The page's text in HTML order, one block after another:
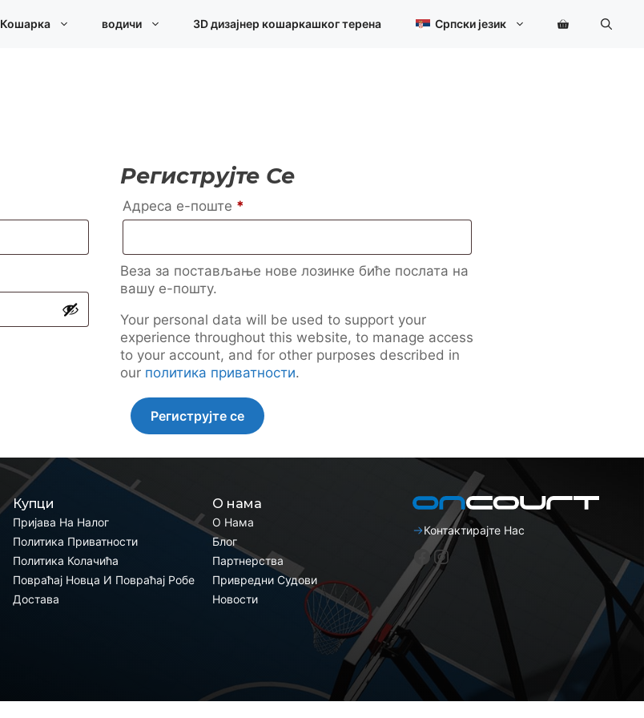
Кошарка водичи 3D дизајнер кошаркашког терена Српски језик
Региструјте Се
Адреса е-поште *
Веза за постављање нове лозинке биће послата на
вашу е-пошту.
Your personal data will be used to support your
experience throughout this website, to manage access
to your account, and for other purposes described in
our политика приватности.
Региструјте се
Купци
Пријава На Налог
Политика Приватности
Политика Колачића
Повраћај Новца И Повраћај Робе
Достава
О нама
О Нама
Блог
Партнерства
Привредни Судови
Новости
Контактирајте Нас
Фејсбук
Инстаграм